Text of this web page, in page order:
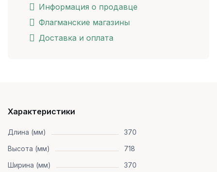
Информация о продавце
Флагманские магазины
Доставка и оплата
Характеристики
Длина (мм)
370
Высота (мм)
718
Ширина (мм)
370